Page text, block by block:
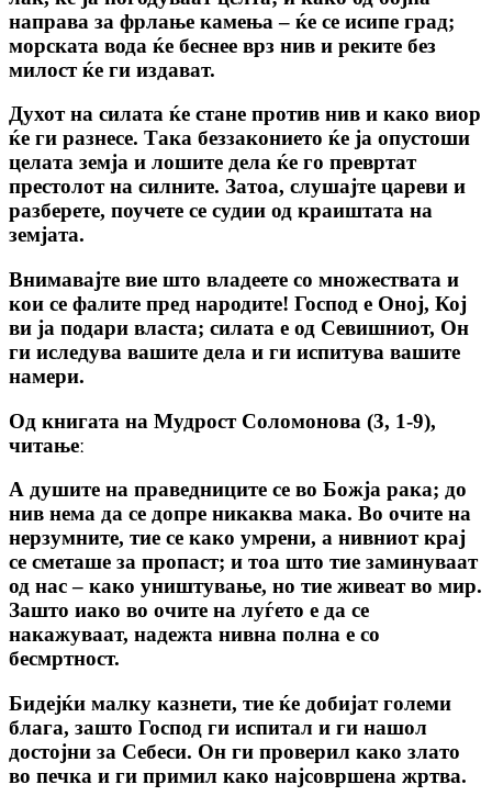
направа за фрлање камења – ќе се исипе град;
морската вода ќе беснее врз нив и реките без
милост ќе ги издават.
Духот на силата ќе стане против нив и како виор
ќе ги разнесе. Така беззаконието ќе ја опустоши
целата земја и лошите дела ќе го превртат
престолот на силните. Затоа, слушајте цареви и
разберете, поучете се судии од краиштата на
земјата.
Внимавајте вие што владеете со множествата и
кои се фалите пред народите! Господ е Оној, Кој
ви ја подари власта; силата е од Севишниот, Он
ги иследува вашите дела и ги испитува вашите
намери.
Од книгата на Мудрост Соломонова (3, 1-9),
читањеː
А душите на праведниците се во Божја рака; до
нив нема да се допре никаква мака. Во очите на
нерзумните, тие се како умрени, а нивниот крај
се сметаше за пропаст; и тоа што тие заминуваат
од нас – како уништување, но тие живеат во мир.
Зашто иако во очите на луѓето е да се
накажуваат, надежта нивна полна е со
бесмртност.
Бидејќи малку казнети, тие ќе добијат големи
блага, зашто Господ ги испитал и ги нашол
достојни за Себеси. Он ги проверил како злато
во печка и ги примил како најсовршена жртва.